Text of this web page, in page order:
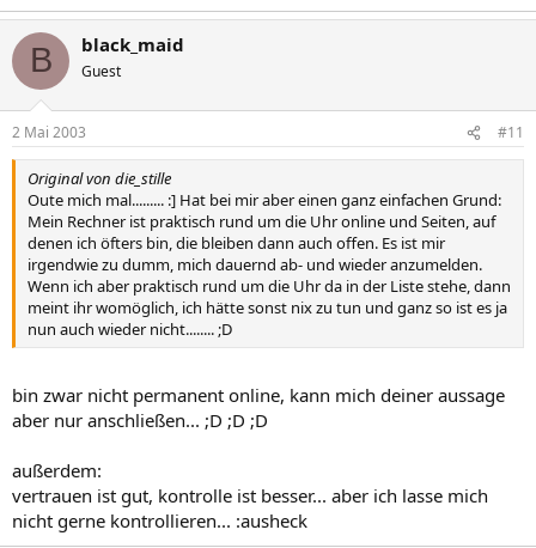
B black_maid
Guest
2 Mai 2003 #11
Original von die_stille
Oute mich mal......... :] Hat bei mir aber einen ganz einfachen Grund:
Mein Rechner ist praktisch rund um die Uhr online und Seiten, auf
denen ich öfters bin, die bleiben dann auch offen. Es ist mir
irgendwie zu dumm, mich dauernd ab- und wieder anzumelden.
Wenn ich aber praktisch rund um die Uhr da in der Liste stehe, dann
meint ihr womöglich, ich hätte sonst nix zu tun und ganz so ist es ja
nun auch wieder nicht........ ;D
bin zwar nicht permanent online, kann mich deiner aussage
aber nur anschließen... ;D ;D ;D
außerdem:
vertrauen ist gut, kontrolle ist besser... aber ich lasse mich
nicht gerne kontrollieren... :ausheck